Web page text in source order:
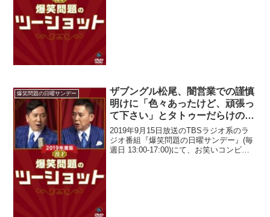
爆笑問題の日曜サンデー
ザブングル松尾、闇営業での謹慎
明けに「色々あったけど、頑張っ
て下さい」とタトゥーだらけの人
に言われたと告白「大丈夫ですか
ね(笑)」
2019年9月15日放送のTBSラジオ系のラ
ジオ番組『爆笑問題の日曜サンデー』(毎
週日 13:00-17:00)にて、お笑いコンビ・